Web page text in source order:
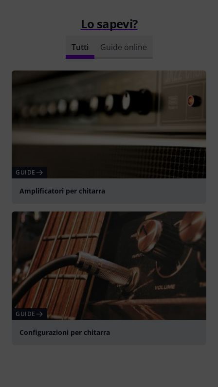
Lo sapevi?
Tutti Guide online
GUIDE
Amplificatori per chitarra
GUIDE
Configurazioni per chitarra